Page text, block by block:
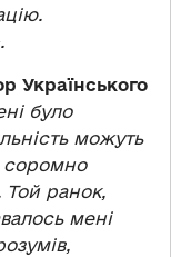
Українського
було
можуть
соромно
Той ранок,
мені